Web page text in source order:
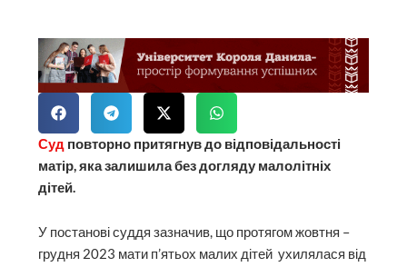
Суд повторно притягнув до відповідальності
матір, яка залишила без догляду малолітніх
дітей.
У постанові суддя зазначив, що протягом жовтня –
грудня 2023 мати п’ятьох малих дітей ухилялася від